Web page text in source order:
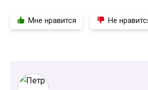
Мне нравится Не